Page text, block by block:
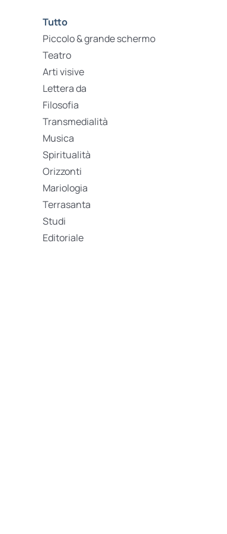
Tutto
Piccolo & grande schermo
Teatro
Arti visive
Lettera da
Filosofia
Transmedialità
Musica
Spiritualità
Orizzonti
Mariologia
Terrasanta
Studi
Editoriale